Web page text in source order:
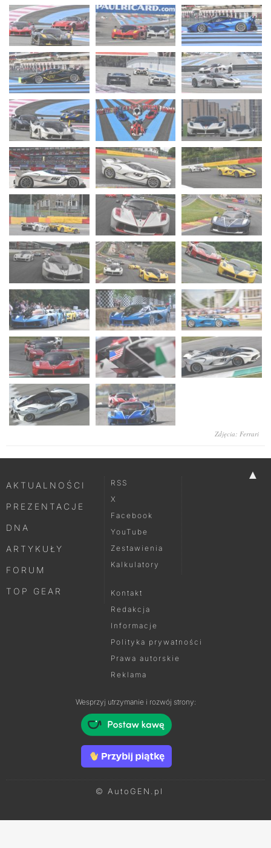
Zdjęcia: Ferrari
▲
AKTUALNOŚCI
PREZENTACJE
DNA
ARTYKUŁY
FORUM
TOP GEAR
RSS
X
Facebook
YouTube
Zestawienia
Kalkulatory
Kontakt
Redakcja
Informacje
Polityka prywatności
Prawa autorskie
Reklama
Wesprzyj utrzymanie i rozwój strony:
© AutoGEN.pl